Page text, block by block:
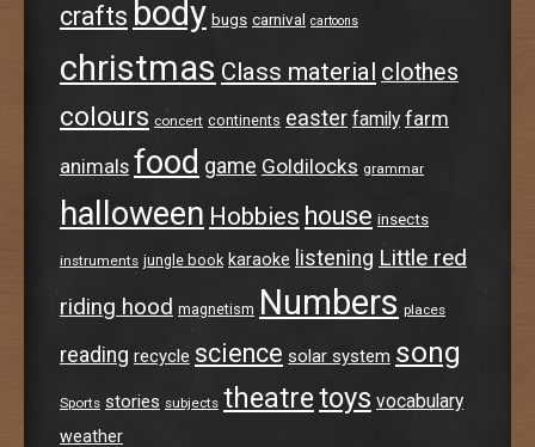
crafts body bugs carnival cartoons
christmas Class material clothes
colours concert continents easter family farm
animals food game Goldilocks grammar
halloween Hobbies house insects
instruments jungle book karaoke listening Little red
riding hood magnetism Numbers places
reading recycle science solar system song
Sports stories subjects theatretoys vocabulary
weather